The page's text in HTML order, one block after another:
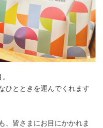
ひとときを運んでくれます
、皆さまにお目にかかれま